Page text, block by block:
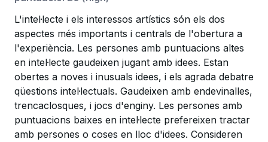
L'intel·lecte i els interessos artístics són els dos
aspectes més importants i centrals de l'obertura a
l'experiència. Les persones amb puntuacions altes
en intel·lecte gaudeixen jugant amb idees. Estan
obertes a noves i inusuals idees, i els agrada debatre
qüestions intel·lectuals. Gaudeixen amb endevinalles,
trencaclosques, i jocs d'enginy. Les persones amb
puntuacions baixes en intel·lecte prefereixen tractar
amb persones o coses en lloc d'idees. Consideren